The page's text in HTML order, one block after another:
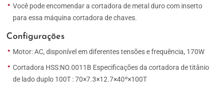
Você pode encomendar a cortadora de metal duro com inserto
para essa máquina cortadora de chaves.
Configurações
Motor: AC, disponível em diferentes tensões e frequência, 170W
Cortadora HSS:NO.0011B Especificações da cortadora de titânio
de lado duplo 100T : 70×7.3×12.7×40º×100T